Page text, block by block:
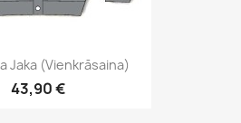
Jaka (vienkrāsaina)
43,90 €